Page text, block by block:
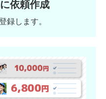
依頼作成
録します。